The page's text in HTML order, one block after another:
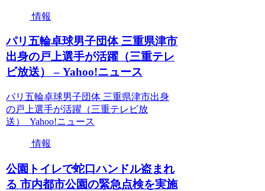
情報
パリ五輪卓球男子団体 三重県津市
出身の戸上選手が活躍（三重テレ
ビ放送） – Yahoo!ニュース
パリ五輪卓球男子団体 三重県津市出身
の戸上選手が活躍（三重テレビ放
送） Yahoo!ニュース
情報
公園トイレで蛇口ハンドル盗まれ
る 市内都市公園の緊急点検を実施